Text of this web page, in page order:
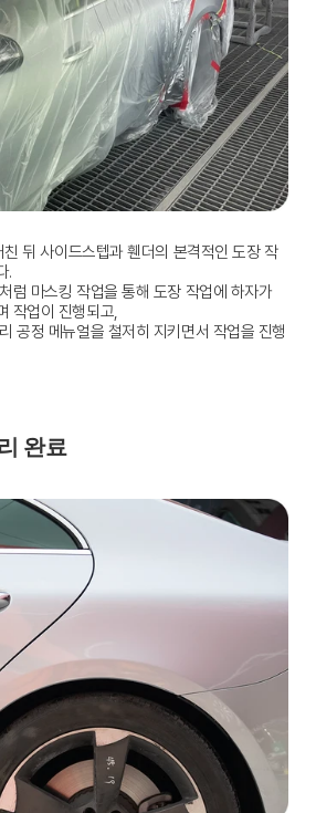
뒤 사이드스텝과 휀더의 본격적인 도장 작
.
럼 마스킹 작업을 통해 도장 작업에 하자가
작업이 진행되고,
공정 메뉴얼을 철저히 지키면서 작업을 진행
완료